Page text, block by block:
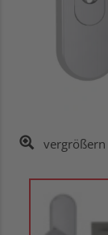
vergrößern